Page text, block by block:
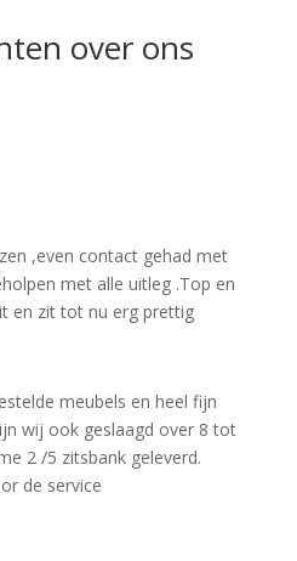
over ons
,even contact gehad met
met alle uitleg .Top en
en zit tot nu erg prettig
meubels en heel fijn
wij ook geslaagd over 8 tot
2 /5 zitsbank geleverd.
de service